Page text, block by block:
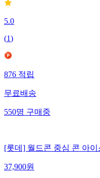
5.0
(1)
876적립
무료배송
550명구매중
[롯데] 월드콘 중심 콘 아
37,900원